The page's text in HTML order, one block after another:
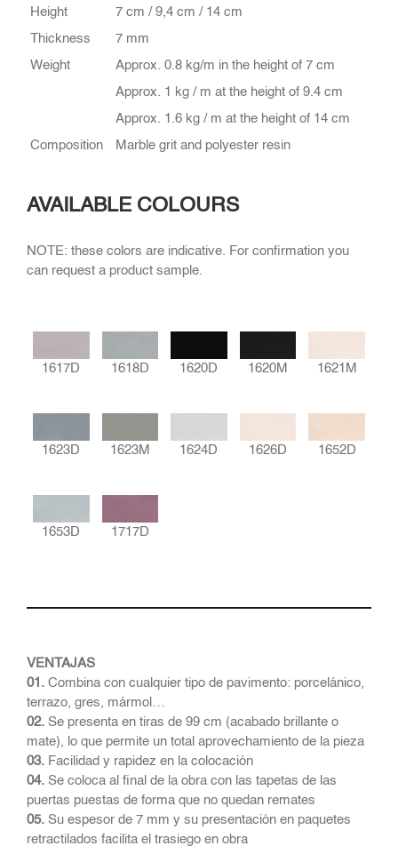
Height
7 cm / 9,4 cm / 14 cm
Thickness
7 mm
Weight
Approx. 0.8 kg/m in the height of 7 cm
Approx. 1 kg / m at the height of 9.4 cm
Approx. 1.6 kg / m at the height of 14 cm
Composition
Marble grit and polyester resin
AVAILABLE COLOURS
NOTE: these colors are indicative. For confirmation you
can request a product sample.
1617D 1618D 1620D 1620M 1621M
1623D 1623M 1624D 1626D 1652D
1653D 1717D
VENTAJAS
01. Combina con cualquier tipo de pavimento: porcelánico,
terrazo, gres, mármol…
02. Se presenta en tiras de 99 cm (acabado brillante o
mate), lo que permite un total aprovechamiento de la pieza
03. Facilidad y rapidez en la colocación
04. Se coloca al final de la obra con las tapetas de las
puertas puestas de forma que no quedan remates
05. Su espesor de 7 mm y su presentación en paquetes
retractilados facilita el trasiego en obra